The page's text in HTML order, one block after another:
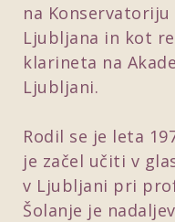
na
Ljubljana in kot
klarineta na
Ljubljani.
Rodil se je leta
je začel učiti v
v Ljubljani pri
Šolanje je